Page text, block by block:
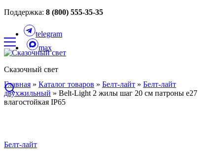
Поддержка: 8 (800) 555-35-35
telegram
max
Сказочный свет
Главная » Каталог товаров » Белт-лайт » Белт-лайт
двухжильный » Belt-Light 2 жилы шаг 20 см патроны e27
влагостойкая IP65
Белт-лайт